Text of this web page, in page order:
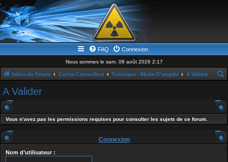
FAQ Connexion
Nous sommes le sam. 08 août 2026 2:17
Index du forum Corsa-ConneXion Tutoriaux - Mode D'emploi A Valider
r
c
A Valider
Vous n’avez pas les permissions requises pour consulter les sujets de ce forum.
Connexion
Nom d’utilisateur :